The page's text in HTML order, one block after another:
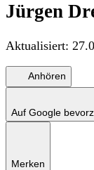
Jürgen
Aktualisiert:
Anhören
Auf Google
Merken